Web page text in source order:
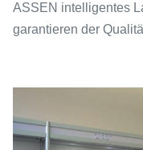
ASSEN intelligentes
garantieren der